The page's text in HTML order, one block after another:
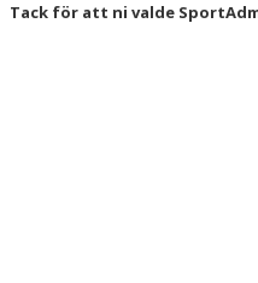
Tack för att ni valde